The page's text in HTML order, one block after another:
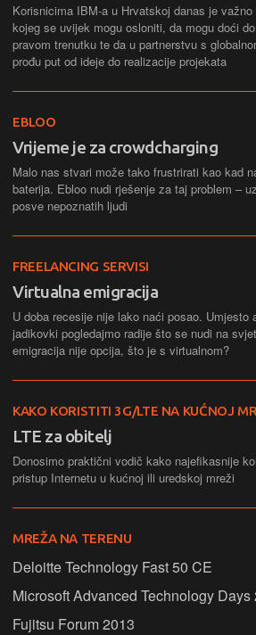
Korisnicima IBM-a u Hrvatskoj danas je
kojeg se uvijek mogu osloniti, da mogu doći
pravom trenutku te da u partnerstvu s
prođu put od ideje do realizacije projekata
EBLOO
Vrijeme je za crowdcharging
Malo nas stvari može tako frustrirati kao kad
baterija. Ebloo nudi rješenje za taj problem –
posve nepoznatih ljudi
FREELANCING SERVISI
Virtualna emigracija
U doba recesije nije lako naći posao. Umjesto
jadikovki pogledajmo radije što se nudi na
emigracija nije opcija, što je s virtualnom?
KAKO KORISTITI 3G/LTE NA KUĆNOJ
LTE za obitelj
Donosimo praktični vodič kako najefikasnije
pristup Internetu u kućnoj ili uredskoj mreži
MREŽA NA TERENU
Deloitte Technology Fast 50 CE
Microsoft Advanced Technology Days
Fujitsu Forum 2013